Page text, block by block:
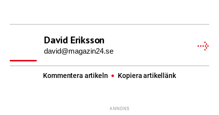
David Eriksson
david@magazin24.se
Kommentera artikeln Kopiera artikellänk